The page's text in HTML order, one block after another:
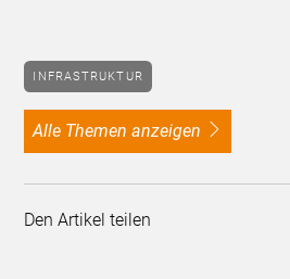
INFRASTRUKTUR
alle Themen anzeigen
Den Artikel teilen